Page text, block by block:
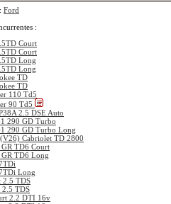
Ford
:
Court
Court
Long
Long
TD
TD
110 Td5
90 Td5
2.5 DSE Auto
290 GD Turbo
290 GD Turbo Long
Cabriolet TD 2800
TD6 Court
TD6 Long
Long
2.5 TDS
2.5 TDS
2.2 DTI 16v